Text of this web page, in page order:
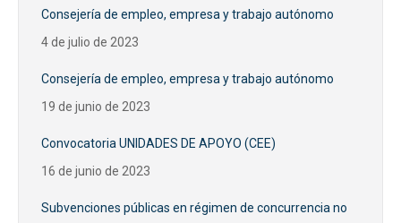
Consejería de empleo, empresa y trabajo autónomo
4 de julio de 2023
Consejería de empleo, empresa y trabajo autónomo
19 de junio de 2023
Convocatoria UNIDADES DE APOYO (CEE)
16 de junio de 2023
Subvenciones públicas en régimen de concurrencia no